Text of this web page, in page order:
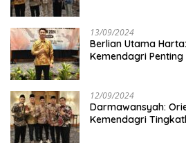
13/09/2024
Berlian Utama
Kemendagri
12/09/2024
Darmawansyah:
Kemendagri